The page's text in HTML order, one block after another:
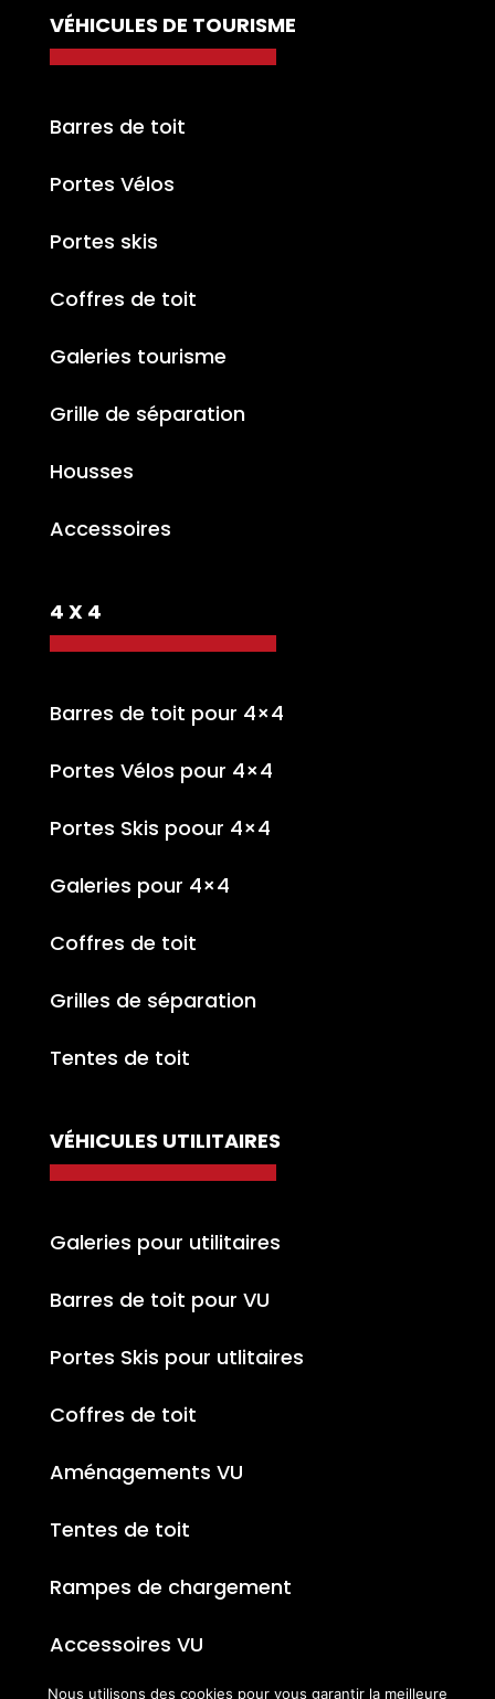
VÉHICULES DE TOURISME
Barres de toit
Portes Vélos
Portes skis
Coffres de toit
Galeries tourisme
Grille de séparation
Housses
Accessoires
4 X 4
Barres de toit pour 4×4
Portes Vélos pour 4×4
Portes Skis poour 4×4
Galeries pour 4×4
Coffres de toit
Grilles de séparation
Tentes de toit
VÉHICULES UTILITAIRES
Galeries pour utilitaires
Barres de toit pour VU
Portes Skis pour utlitaires
Coffres de toit
Aménagements VU
Tentes de toit
Rampes de chargement
Accessoires VU
Nous utilisons des cookies pour vous garantir la meilleure